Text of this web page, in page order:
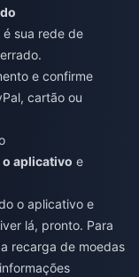
é sua rede de
e confirme
cartão ou
aplicativo e
o aplicativo e
lá, pronto. Para
recarga de moedas